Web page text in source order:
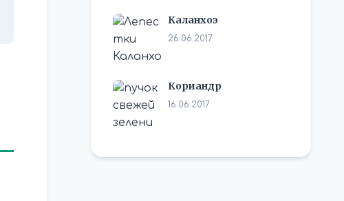
Каланхоэ
26.06.2017
Кориандр
16.06.2017